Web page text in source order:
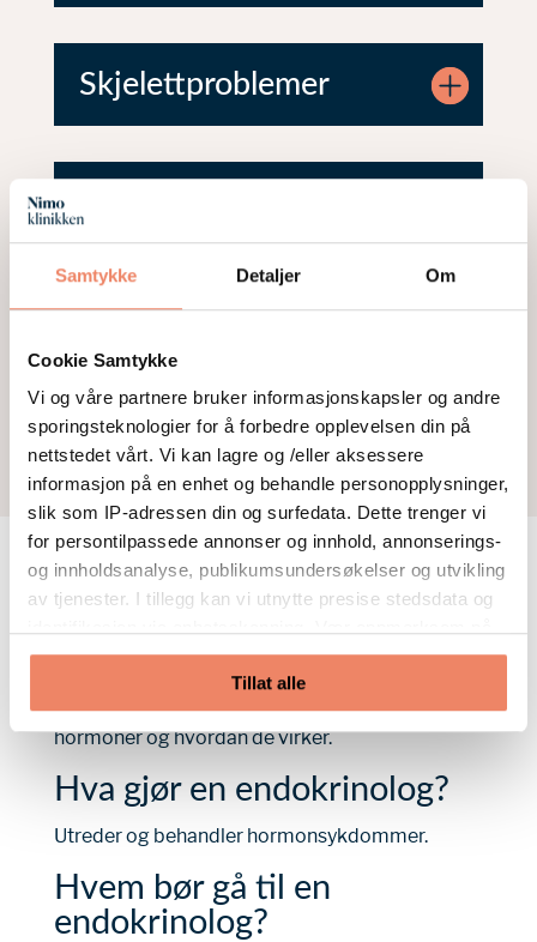
Samtykke Detaljer Om
Cookie Samtykke
Vi og våre partnere bruker informasjonskapsler og andre
sporingsteknologier for å forbedre opplevelsen din på
nettstedet vårt. Vi kan lagre og /eller aksessere
informasjon på en enhet og behandle personopplysninger,
slik som IP-adressen din og surfedata. Dette trenger vi
for persontilpassede annonser og innhold, annonserings-
og innholdsanalyse, publikumsundersøkelser og utvikling
av tjenester. I tillegg kan vi utnytte presise stedsdata og
at ditt samtykke også gjelder for alle underdomenene
våre. Når du har gitt tillatelse, vil det dukke opp en
flytende handlingsknapp nederst på skjermen din som lar
deg endre eller trekke tilbake samtykket ditt når som
helst. Vi respekterer dine valg og er forpliktet til å gi deg
en gjennomsiktig og sikker nettleseropplevelse.
Tillat alle
Skjelettproblemer
ubalanse
Fertilitetsutfordringer
(PCOS)
Spørsmål og svar
Hva er en endokrinolog?
hormoner og hvordan de virker.
Hva gjør en endokrinolog?
Utreder og behandler hormonsykdommer.
Hvem bør gå til en
endokrinolog?